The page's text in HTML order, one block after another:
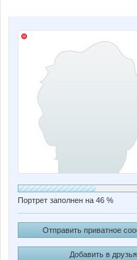
Портрет заполнен на 46 %
Отправить приватное
Добавить в друзья